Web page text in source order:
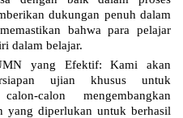
dukungan penuh dalam
bahwa para pelajar
dalam belajar.
yang Efektif: Kami akan
ujian khusus untuk
calon mengembangkan
yang diperlukan untuk berhasil